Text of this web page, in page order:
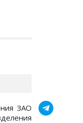
ЗАО